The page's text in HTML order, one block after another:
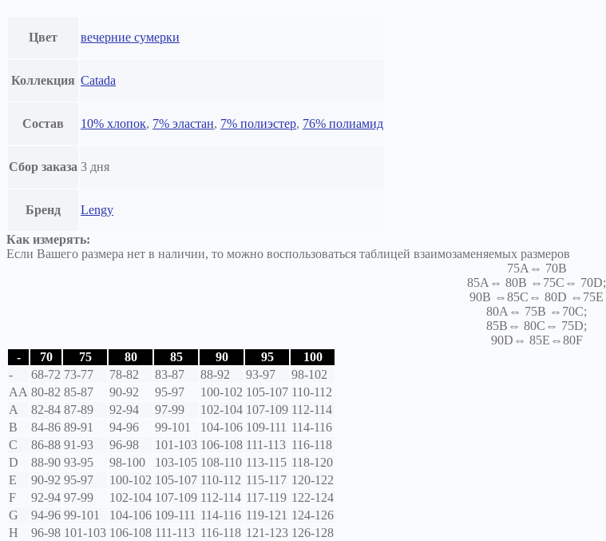
Цвет вечерние сумерки
Коллекция Catada
Состав 10% хлопок, 7% эластан, 7% полиэстер, 76% полиамид
Сбор заказа 3 дня
Бренд Lengy
Как измерять:
Если Вашего размера нет в наличии, то можно воспользоваться таблицей взаимозаменяемых размеров
75A⇔ 70B
85A⇔ 80B ⇔75C⇔ 70D;
90B ⇔85C⇔ 80D ⇔75E
80A⇔ 75B ⇔70C;
85B⇔ 80C⇔ 75D;
90D⇔ 85E⇔80F
-
70 75 80 85 90 95
100
-
68-72 73-77 78-82 83-87 88-92 93-97
98-102
AA 80-82 85-87 90-92 95-97 100-102 105-107 110-112
A
82-84 87-89 92-94 97-99 102-104 107-109 112-114
B
84-86 89-91 94-96 99-101 104-106 109-111 114-116
C
86-88 91-93 96-98 101-103 106-108 111-113 116-118
D
88-90 93-95 98-100 103-105 108-110 113-115 118-120
E
90-92 95-97 100-102 105-107 110-112 115-117 120-122
F
92-94 97-99 102-104 107-109 112-114 117-119 122-124
G
94-96 99-101 104-106 109-111 114-116 119-121 124-126
H
96-98 101-103 106-108 111-113 116-118 121-123 126-128